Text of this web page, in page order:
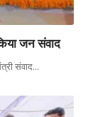
जन संवाद
संवाद…